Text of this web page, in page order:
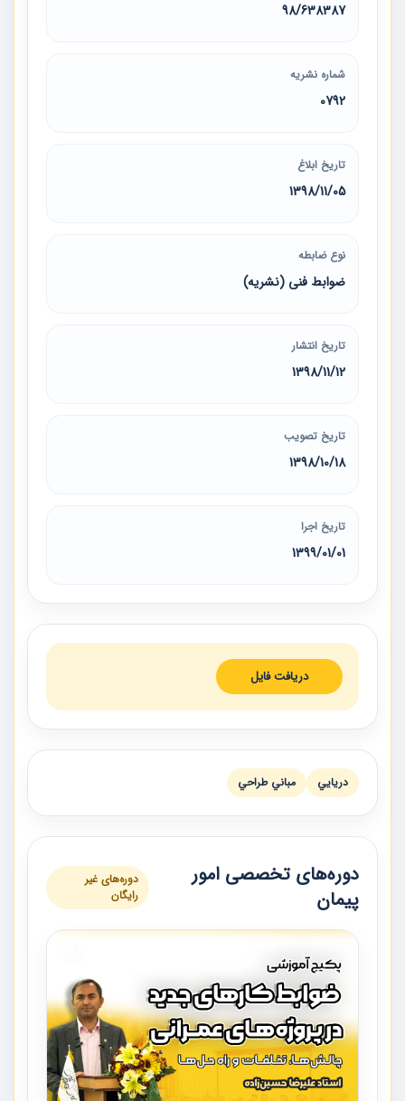
98/638387
شماره نشریه
0792
تاریخ ابلاغ
1398/11/05
نوع ضابطه
ضوابط فنی (نشریه)
تاریخ انتشار
1398/11/12
تاریخ تصویب
1398/10/18
تاریخ اجرا
1399/01/01
دریافت فایل
دريايي مباني طراحي
دوره‌های تخصصی امور
پیمان
دوره‌های غیر
رایگان